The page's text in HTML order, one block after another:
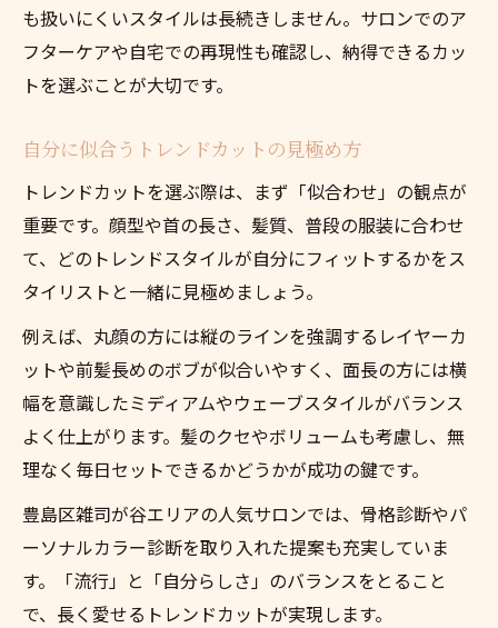
も扱いにくいスタイルは長続きしません。サロンでのア
フターケアや自宅での再現性も確認し、納得できるカッ
トを選ぶことが大切です。
自分に似合うトレンドカットの見極め方
トレンドカットを選ぶ際は、まず「似合わせ」の観点が
重要です。顔型や首の長さ、髪質、普段の服装に合わせ
て、どのトレンドスタイルが自分にフィットするかをス
タイリストと一緒に見極めましょう。
例えば、丸顔の方には縦のラインを強調するレイヤーカ
ットや前髪長めのボブが似合いやすく、面長の方には横
幅を意識したミディアムやウェーブスタイルがバランス
よく仕上がります。髪のクセやボリュームも考慮し、無
理なく毎日セットできるかどうかが成功の鍵です。
豊島区雑司が谷エリアの人気サロンでは、骨格診断やパ
ーソナルカラー診断を取り入れた提案も充実していま
す。「流行」と「自分らしさ」のバランスをとること
で、長く愛せるトレンドカットが実現します。